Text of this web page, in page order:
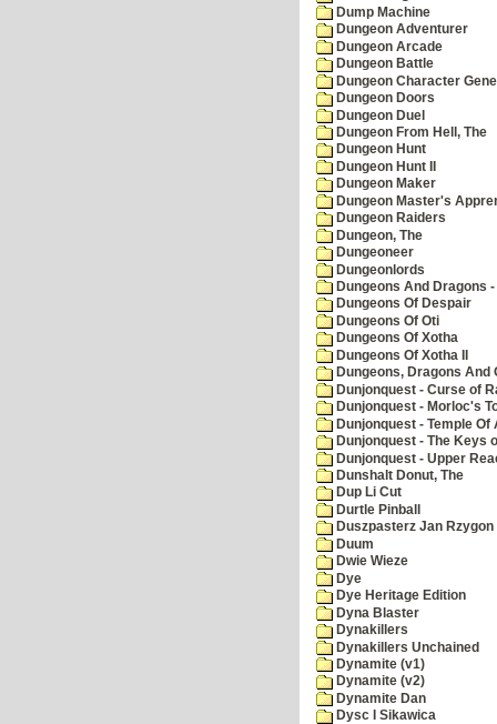
Dump Machine
Dungeon Adventurer
Dungeon Arcade
Dungeon Battle
Dungeon Character
Dungeon Doors
Dungeon Duel
Dungeon From Hell, The
Dungeon Hunt
Dungeon Hunt II
Dungeon Maker
Dungeon Master's
Dungeon Raiders
Dungeon, The
Dungeoneer
Dungeonlords
Dungeons And Dragons
Dungeons Of Despair
Dungeons Of Oti
Dungeons Of Xotha
Dungeons Of Xotha II
Dungeons, Dragons And
Dunjonquest - Curse of
Dunjonquest - Morloc's
Dunjonquest - Temple Of
Dunjonquest - The Keys
Dunjonquest - Upper
Dunshalt Donut, The
Dup Li Cut
Durtle Pinball
Duszpasterz Jan Rzygon
Duum
Dwie Wieze
Dye
Dye Heritage Edition
Dyna Blaster
Dynakillers
Dynakillers Unchained
Dynamite (v1)
Dynamite (v2)
Dynamite Dan
Dysc I Sikawica